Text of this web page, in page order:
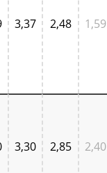
3,37 2,48 1,59
3,30 2,85 2,40